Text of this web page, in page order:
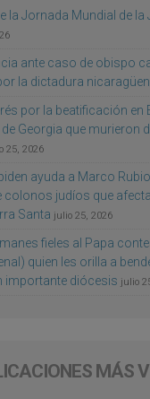
la Jornada Mundial de la
ante caso de obispo
la dictadura
por la beatificación en
Georgia que murieron
25, 2026
ayuda a Marco
colonos judíos que
Santa julio 25, 2026
fieles al Papa
quien les orilla a
importante diócesis julio
MÁS